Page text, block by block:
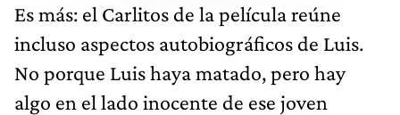
Es más: el Carlitos de la película reúne
incluso aspectos autobiográficos de Luis.
No porque Luis haya matado, pero hay
algo en el lado inocente de ese joven